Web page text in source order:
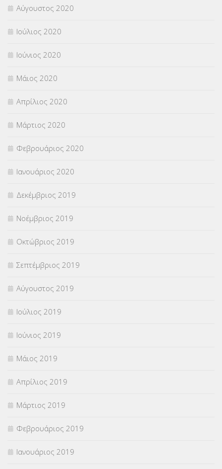
Αύγουστος 2020
Ιούλιος 2020
Ιούνιος 2020
Μάιος 2020
Απρίλιος 2020
Μάρτιος 2020
Φεβρουάριος 2020
Ιανουάριος 2020
Δεκέμβριος 2019
Νοέμβριος 2019
Οκτώβριος 2019
Σεπτέμβριος 2019
Αύγουστος 2019
Ιούλιος 2019
Ιούνιος 2019
Μάιος 2019
Απρίλιος 2019
Μάρτιος 2019
Φεβρουάριος 2019
Ιανουάριος 2019